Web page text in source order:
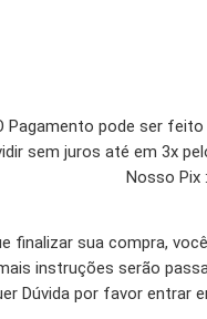
Pagamento pode ser
sem juros até em 3x
Nosso
finalizar sua compra,
instruções serão
Dúvida por favor entrar